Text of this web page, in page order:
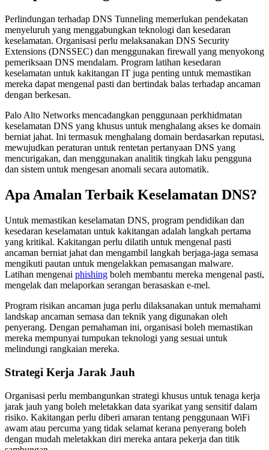
Perlindungan terhadap DNS Tunneling memerlukan pendekatan
menyeluruh yang menggabungkan teknologi dan kesedaran
keselamatan. Organisasi perlu melaksanakan DNS Security
Extensions (DNSSEC) dan menggunakan firewall yang menyokong
pemeriksaan DNS mendalam. Program latihan kesedaran
keselamatan untuk kakitangan IT juga penting untuk memastikan
mereka dapat mengenal pasti dan bertindak balas terhadap ancaman
dengan berkesan.
Palo Alto Networks mencadangkan penggunaan perkhidmatan
keselamatan DNS yang khusus untuk menghalang akses ke domain
berniat jahat. Ini termasuk menghalang domain berdasarkan reputasi,
mewujudkan peraturan untuk rentetan pertanyaan DNS yang
mencurigakan, dan menggunakan analitik tingkah laku pengguna
dan sistem untuk mengesan anomali secara automatik.
Apa Amalan Terbaik Keselamatan DNS?
Untuk memastikan keselamatan DNS, program pendidikan dan
kesedaran keselamatan untuk kakitangan adalah langkah pertama
yang kritikal. Kakitangan perlu dilatih untuk mengenal pasti
ancaman berniat jahat dan mengambil langkah berjaga-jaga semasa
mengikuti pautan untuk mengelakkan pemasangan malware.
Latihan mengenai phishing boleh membantu mereka mengenal pasti,
mengelak dan melaporkan serangan berasaskan e-mel.
Program risikan ancaman juga perlu dilaksanakan untuk memahami
landskap ancaman semasa dan teknik yang digunakan oleh
penyerang. Dengan pemahaman ini, organisasi boleh memastikan
mereka mempunyai tumpukan teknologi yang sesuai untuk
melindungi rangkaian mereka.
Strategi Kerja Jarak Jauh
Organisasi perlu membangunkan strategi khusus untuk tenaga kerja
jarak jauh yang boleh meletakkan data syarikat yang sensitif dalam
risiko. Kakitangan perlu diberi amaran tentang penggunaan WiFi
awam atau percuma yang tidak selamat kerana penyerang boleh
dengan mudah meletakkan diri mereka antara pekerja dan titik